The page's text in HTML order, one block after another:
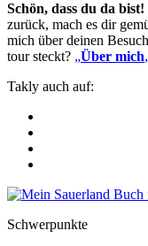
Schön, dass du da bist!
zurück, mach es dir
mich über deinen
tour steckt? „Über mich
Takly auch auf:
Schwerpunkte